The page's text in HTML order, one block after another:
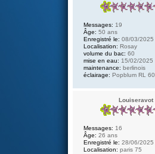
Messages: 19
Âge: 50 ans
Enregistré le: 08/03/2025
Localisation: Rosay
volume du bac: 60
mise en eau: 15/02/2025
maintenance: berlinois
éclairage: Popblum RL 60
Louiseravot
Messages: 16
Âge: 26 ans
Enregistré le: 28/06/2025
Localisation: paris 75